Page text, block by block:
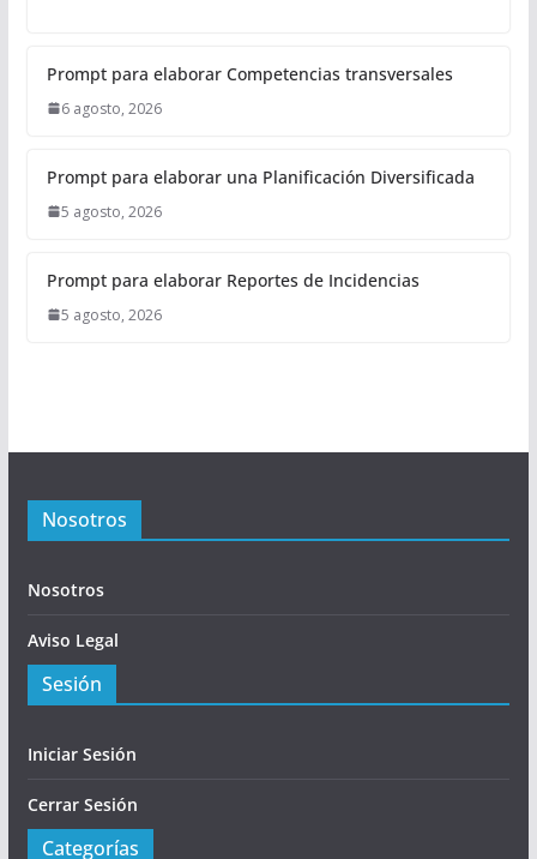
Prompt para elaborar Competencias transversales
6 agosto, 2026
Prompt para elaborar una Planificación Diversificada
5 agosto, 2026
Prompt para elaborar Reportes de Incidencias
5 agosto, 2026
Nosotros
Nosotros
Aviso Legal
Sesión
Iniciar Sesión
Cerrar Sesión
Categorías